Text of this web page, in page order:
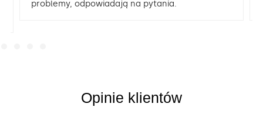
problemy, odpowiadają na pytania.
Opinie klientów